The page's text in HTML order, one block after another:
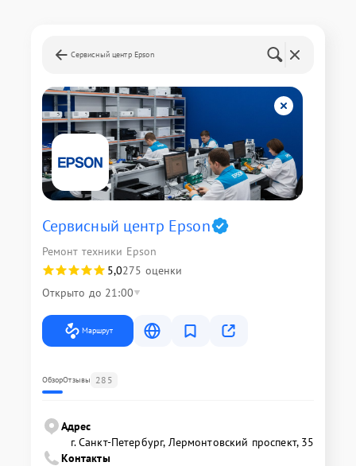
Сервисный центр Epson
Сервисный центр Epson
Ремонт техники Epson
5,0275 оценки
Открыто до 21:00
Маршрут
ОбзорОтзывы 285
Адрес
г. Санкт-Петербург, Лермонтовский проспект, 35
Контакты